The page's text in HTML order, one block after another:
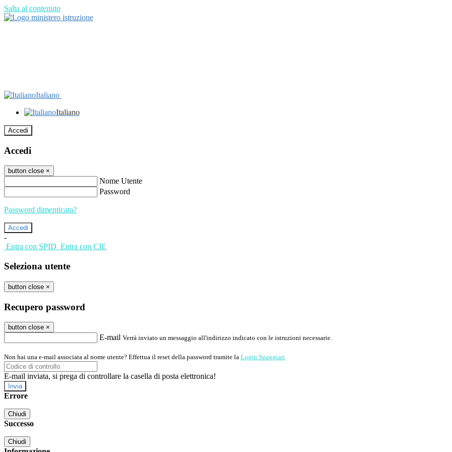
Salta al contenuto
Italiano
Italiano
Accedi
Accedi
button close ×
Nome Utente
Password
Password dimenticata?
-
Entra con SPID Entra con CIE
Seleziona utente
button close ×
Recupero password
button close ×
E-mail Verrà inviato un messaggio all'indirizzo indicato con le istruzioni necessarie.
Non hai una e-mail associata al nome utente? Effettua il reset della password tramite la Login Spaggiari
E-mail inviata, si prega di controllare la casella di posta elettronica!
Errore
Chiudi
Successo
Chiudi